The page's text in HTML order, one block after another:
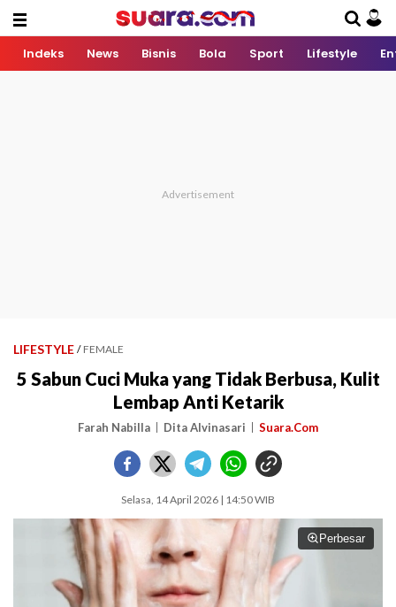
Indeks News Bisnis Bola Sport Lifestyle
LIFESTYLE / FEMALE
5 Sabun Cuci Muka yang Tidak Berbusa, Kulit
Lembap Anti Ketarik
Farah Nabilla Dita Alvinasari Suara.Com
Selasa, 14 April 2026 | 14:50 WIB
Perbesar